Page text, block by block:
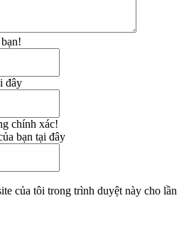
đây
chính xác!
bạn tại đây
của tôi trong trình duyệt này cho lần